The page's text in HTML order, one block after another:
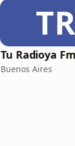
TR
Tu Radioya Fm
Buenos Aires